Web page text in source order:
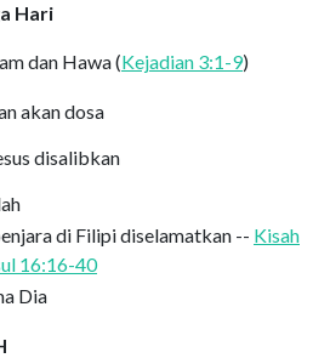
Hari
dan Hawa (Kejadian 3:1-9)
akan dosa
disalibkan
di Filipi diselamatkan -- Kisah
16:16-40
Dia